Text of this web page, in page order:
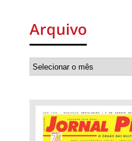
Arquivo